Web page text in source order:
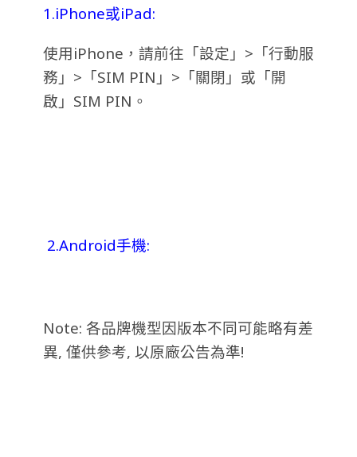
1.iPhone或iPad:
使用iPhone，請前往「設定」>「行動服
務」>「SIM PIN」>「關閉」或「開
啟」SIM PIN。
2.Android手機:
Note: 各品牌機型因版本不同可能略有差
異, 僅供參考, 以原廠公告為準!